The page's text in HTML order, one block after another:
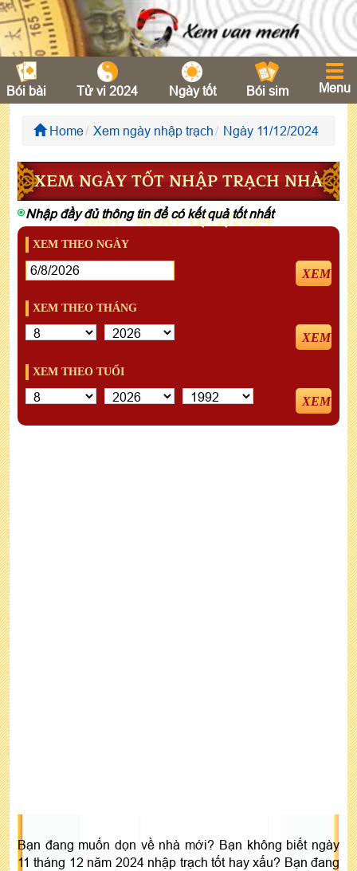
Bói bài Tử vi 2024 Ngày tốt Bói sim Menu
Home Xem ngày nhập trạch Ngày 11/12/2024
XEM NGÀY TỐT NHẬP TRẠCH NHÀ
MỚI - NGÀY 11/12/2024
Nhập đầy đủ thông tin để có kết quả tốt nhất
XEM THEO NGÀY
XEM
XEM THEO THÁNG
XEM
XEM THEO TUỔI
XEM
Bạn đang muốn dọn về nhà mới? Bạn không biết ngày
11 tháng 12 năm 2024 nhập trạch tốt hay xấu? Bạn đang